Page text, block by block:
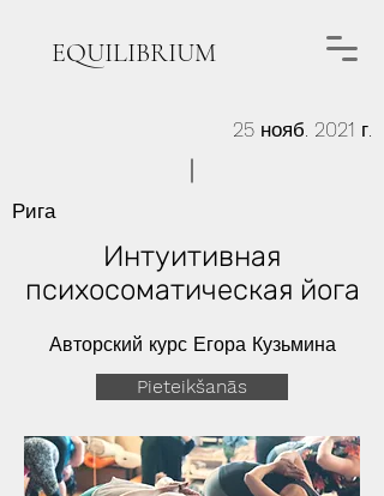
EQUILIBRIUM
25 нояб. 2021 г.
Рига
Интуитивная
психосоматическая йога
Авторский курс Егора Кузьмина
Pieteikšanās